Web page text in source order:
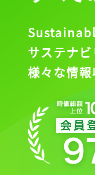
サステナ
様々な情